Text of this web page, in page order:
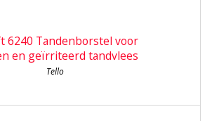
6240 Tandenborstel voor
en geïrriteerd tandvlees
Tello